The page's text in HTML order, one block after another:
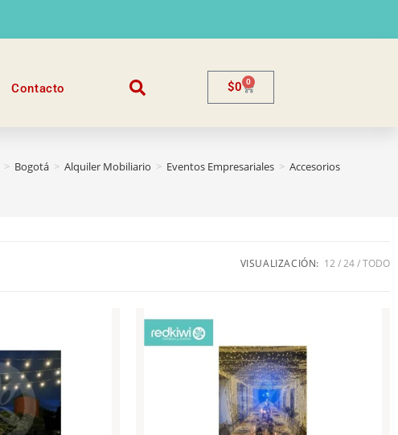
Contacto $0 0
> Bogotá > Alquiler Mobiliario > Eventos Empresariales > Accesorios
VISUALIZACIÓN: 12 24 TODO